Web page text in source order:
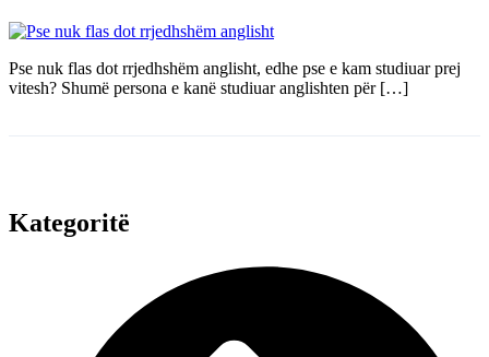
Pse nuk flas dot rrjedhshëm anglisht, edhe pse e kam studiuar prej
vitesh? Shumë persona e kanë studiuar anglishten për […]
Kategoritë